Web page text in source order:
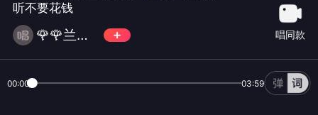
听不要花钱
🌹🌹兰春红🌹🌹 唱同款
00:00 03:59